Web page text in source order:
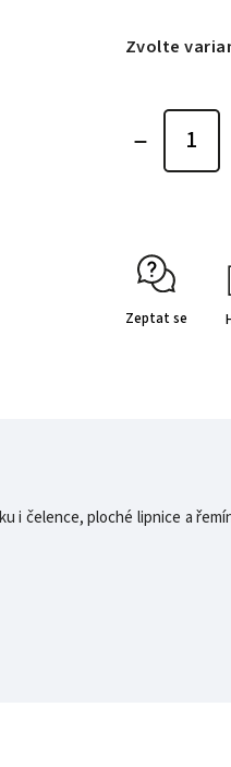
Zvolte
Zeptat se
i čelence, ploché lipnice a